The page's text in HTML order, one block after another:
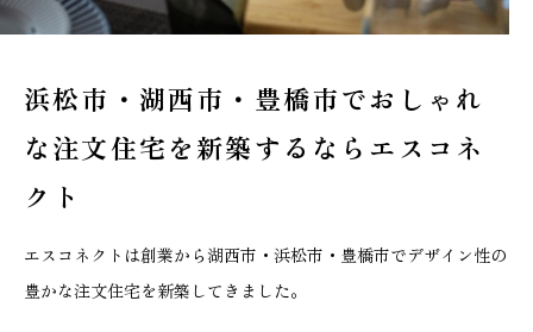
浜松市・湖西市・豊橋市でおしゃれ
な注文住宅を新築するならエスコネ
クト
エスコネクトは創業から湖西市・浜松市・豊橋市でデザイン性の
豊かな注文住宅を新築してきました。